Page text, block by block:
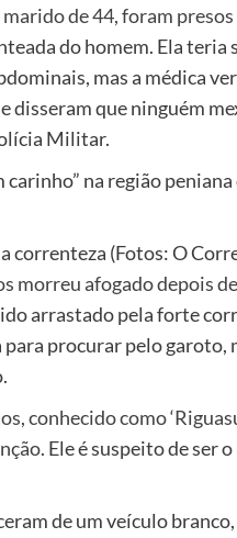
de 44, foram
do homem. Ela teria
mas a médica
que ninguém
Militar.
na região
correnteza (Fotos: O
morreu afogado depois
arrastado pela forte
procurar pelo garoto,
conhecido como
. Ele é suspeito de ser
de um veículo